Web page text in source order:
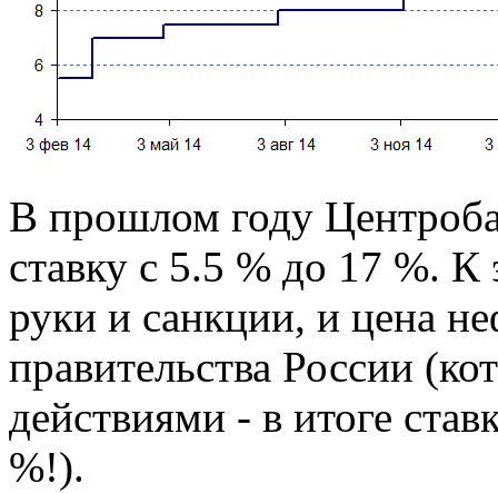
В прошлом году
ставку с 5.5 % до 17 %.
руки и санкции, и цена
правительства России
действиями - в итоге
%!).